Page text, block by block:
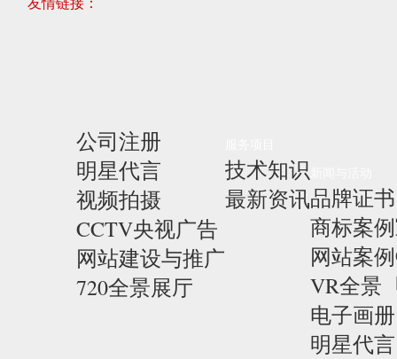
公司注册
明星代言
视频拍摄
CCTV央视广告
网站建设与推广
720全景展厅
技术知识
最新资讯品牌证书
商标案例
网站案例
VR全景
电子画册
明星代言